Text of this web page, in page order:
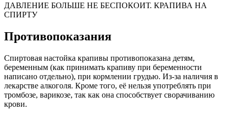
ДАВЛЕНИЕ БОЛЬШЕ НЕ БЕСПОКОИТ. КРАПИВА НА
СПИРТУ
Противопоказания
Спиртовая настойка крапивы противопоказана детям,
беременным (как принимать крапиву при беременности
написано отдельно), при кормлении грудью. Из-за наличия в
лекарстве алкоголя. Кроме того, её нельзя употреблять при
тромбозе, варикозе, так как она способствует сворачиванию
крови.